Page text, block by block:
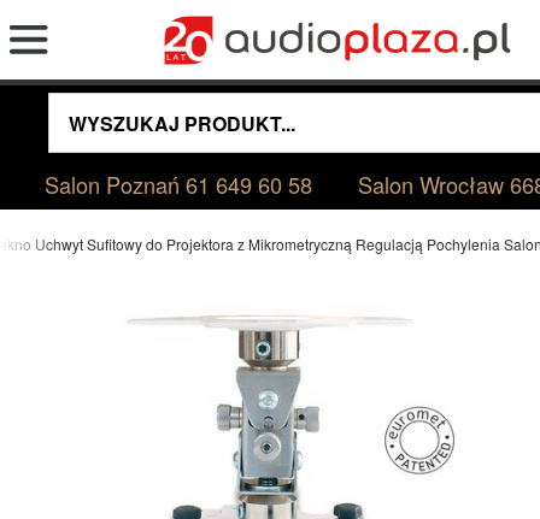
Salon Poznań61 649 60 58 Salon Wrocław
Uchwyt Sufitowy do Projektora z Mikrometryczną Regulacją Pochylenia